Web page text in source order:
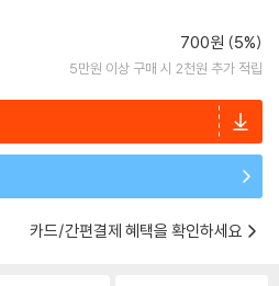
700원 (5%)
5만원 이상 구매 시 2천원 추가 적립
카드/간편결제 혜택을 확인하세요